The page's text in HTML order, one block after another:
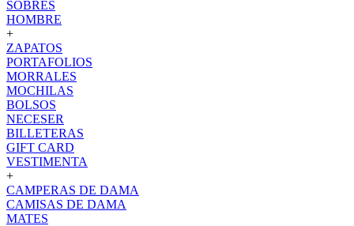
SOBRES
HOMBRE
+
ZAPATOS
PORTAFOLIOS
MORRALES
MOCHILAS
BOLSOS
NECESER
BILLETERAS
GIFT CARD
VESTIMENTA
+
CAMPERAS DE DAMA
CAMISAS DE DAMA
MATES